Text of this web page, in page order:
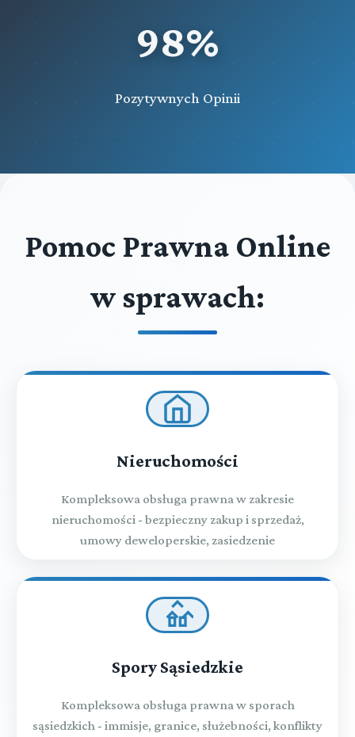
98%
Pozytywnych Opinii
Pomoc Prawna Online
w sprawach:
Nieruchomości
Kompleksowa obsługa prawna w zakresie
nieruchomości - bezpieczny zakup i sprzedaż,
umowy deweloperskie, zasiedzenie
Spory Sąsiedzkie
Kompleksowa obsługa prawna w sporach
sąsiedzkich - immisje, granice, służebności, konflikty